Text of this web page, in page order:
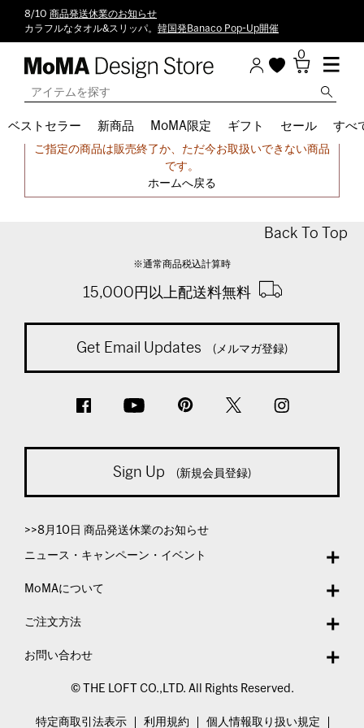
8/10 商品発送休業のお知らせ
カラフルなタオル&スリッパ。 韓国発Banaco Pop-Up開催
0
ベストセラー 新商品 MoMA限定 ギフト セール すべ
申し訳ございません。
ご指定の商品は販売終了か、ただ今お取扱いできない商品
です。
ホームへ戻る
Back To Top
※通常商品税込計算時
15,000円以上配送料無料
Get Email Updates (メルマガ登録)
Sign Up (新規会員登録)
>>8月10日 商品発送休業のお知らせ
ニュース・キャンペーン・イベント
MoMAについて
ご注文方法
お問い合わせ
© THE LOFT CO.,LTD. All Rights Reserved.
特定商取引法表示 利用規約 個人情報取り扱い規定